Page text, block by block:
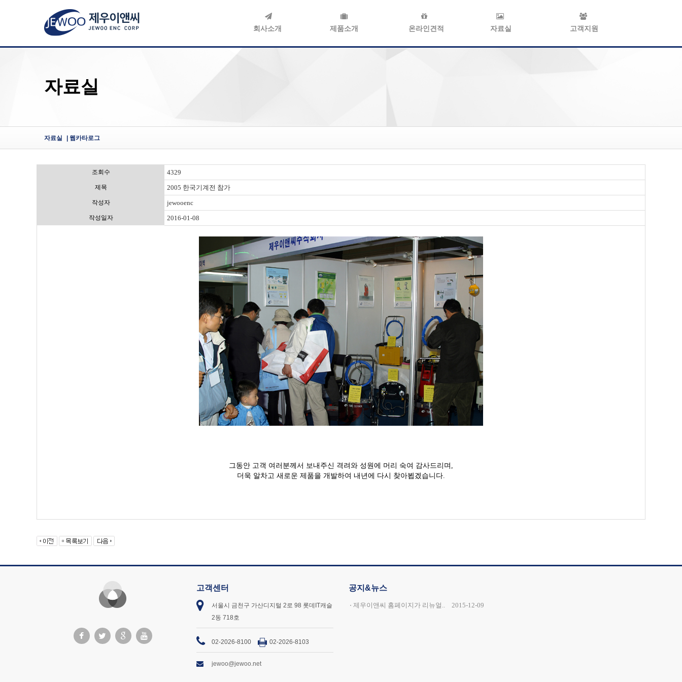
회사소개 제품소개 온라인견적 자료실 고객지원
자료실
자료실 | 웹카타로그
조회수 4329
제목 2005 한국기계전 참가
작성자 jewooenc
작성일자 2016-01-08
그동안 고객 여러분께서 보내주신 격려와 성원에 머리 숙여 감사드리며,
더욱 알차고 새로운 제품을 개발하여 내년에 다시 찾아뵙겠습니다.
고객센터
서울시 금천구 가산디지털 2로 98 롯데IT캐슬
2동 718호
02-2026-8100 02-2026-8103
jewoo@jewoo.net
공지&뉴스
제우이앤씨 홈페이지가 리뉴얼.. 2015-12-09